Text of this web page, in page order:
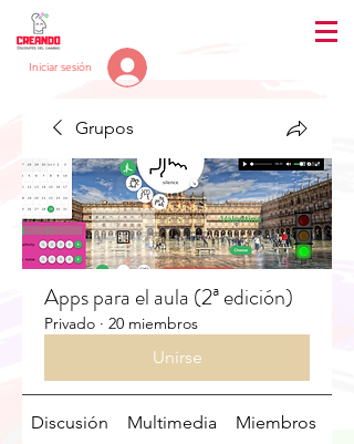
Iniciar sesión
Grupos
Apps para el aula (2ª edición)
Privado · 20 miembros
Unirse
Discusión Multimedia Miembros